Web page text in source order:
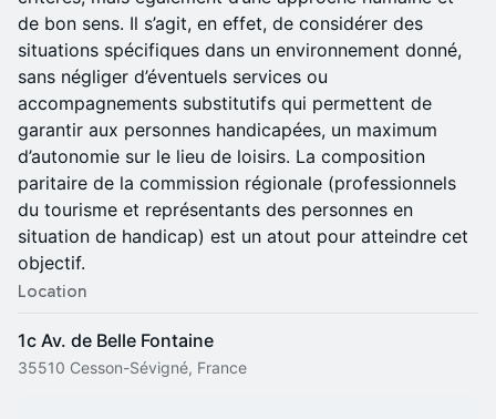
de bon sens. Il s’agit, en effet, de considérer des
situations spécifiques dans un environnement donné,
sans négliger d’éventuels services ou
accompagnements substitutifs qui permettent de
garantir aux personnes handicapées, un maximum
d’autonomie sur le lieu de loisirs. La composition
paritaire de la commission régionale (professionnels
du tourisme et représentants des personnes en
situation de handicap) est un atout pour atteindre cet
objectif.
Location
1c Av. de Belle Fontaine
35510 Cesson-Sévigné, France